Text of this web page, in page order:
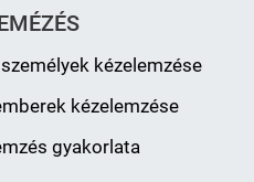
kézelemzése
kézelemzése
gyakorlata